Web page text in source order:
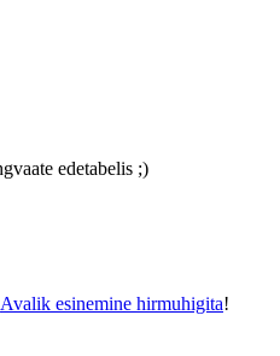
edetabelis ;)
Avalik esinemine hirmuhigita!